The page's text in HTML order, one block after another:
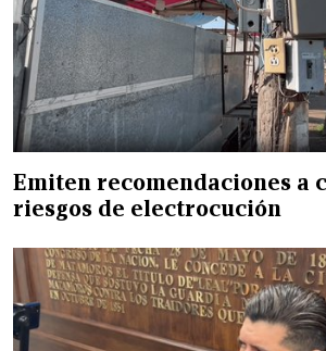
Emiten recomendaciones a
riesgos de electrocución